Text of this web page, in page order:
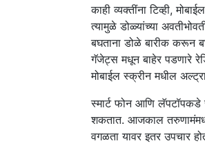
काही व्यक्तींना टिव्ही,
त्यामुळे डोळ्यांच्या
बघताना डोळे बारीक करून
गॅजेट्स मधून बाहेर पडणारे
मोबाईल स्क्रीन मधील
स्मार्ट फोन आणि लॅपटॉपकडे
शकतात. आजकाल
वगळता यावर इतर उपचार